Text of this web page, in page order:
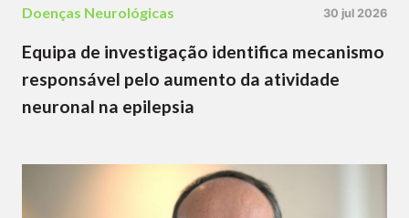
Doenças Neurológicas 30 jul 2026
Equipa de investigação identifica mecanismo
responsável pelo aumento da atividade
neuronal na epilepsia